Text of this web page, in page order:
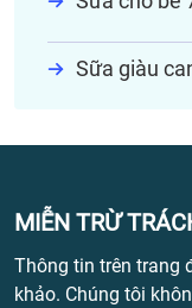
Sữa giàu
MIỄN TRỪ
Thông tin trên trang
khảo. Chúng tôi